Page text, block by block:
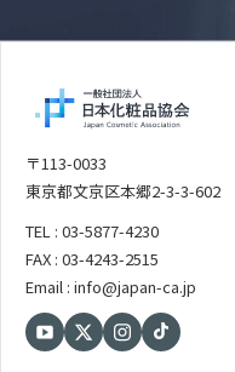
〒113-0033
東京都文京区本郷2-3-3-602
TEL : 03-5877-4230
FAX : 03-4243-2515
Email : info@japan-ca.jp